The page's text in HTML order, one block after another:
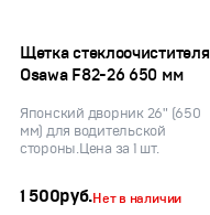
Щетка стеклоочистителя
Osawa F82-26 650 мм
Японский дворник 26" (650
мм) для водительской
стороны.Цена за 1 шт.
1 500руб.Нет в наличии